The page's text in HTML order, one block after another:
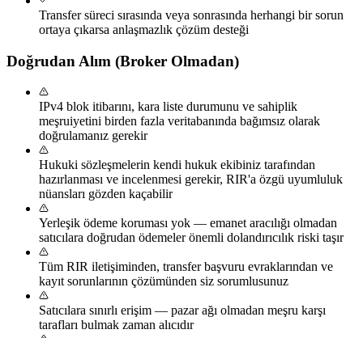
Transfer süreci sırasında veya sonrasında herhangi bir sorun
ortaya çıkarsa anlaşmazlık çözüm desteği
Doğrudan Alım (Broker Olmadan)
IPv4 blok itibarını, kara liste durumunu ve sahiplik
meşruiyetini birden fazla veritabanında bağımsız olarak
doğrulamanız gerekir
Hukuki sözleşmelerin kendi hukuk ekibiniz tarafından
hazırlanması ve incelenmesi gerekir, RIR'a özgü uyumluluk
nüansları gözden kaçabilir
Yerleşik ödeme koruması yok — emanet aracılığı olmadan
satıcılara doğrudan ödemeler önemli dolandırıcılık riski taşır
Tüm RIR iletişiminden, transfer başvuru evraklarından ve
kayıt sorunlarının çözümünden siz sorumlusunuz
Satıcılara sınırlı erişim — pazar ağı olmadan meşru karşı
tarafları bulmak zaman alıcıdır